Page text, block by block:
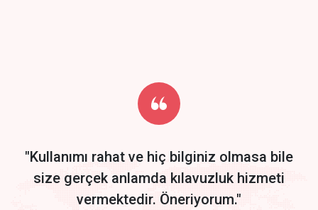
Start by trying our service for 30 days free trial no credit card
required.
"Kullanımı rahat ve hiç bilginiz olmasa bile
size gerçek anlamda kılavuzluk hizmeti
vermektedir. Öneriyorum."